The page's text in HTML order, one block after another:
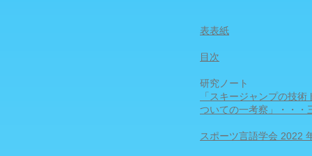
表表紙
目次
研究ノート
「スキージャンプの技
ついての一考察」・・
スポーツ言語学会 2022